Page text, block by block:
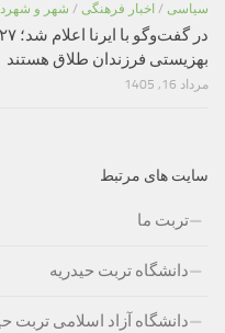
سیاسی / اخبار فرهنگی / شهر و
بهزیستی فرزندان طلاق هستند
مرداد 16, 1405
سایت های مرتبط
تربت ما
دانشگاه تربت حیدریه
دانشگاه آزاد اسلامی تربت